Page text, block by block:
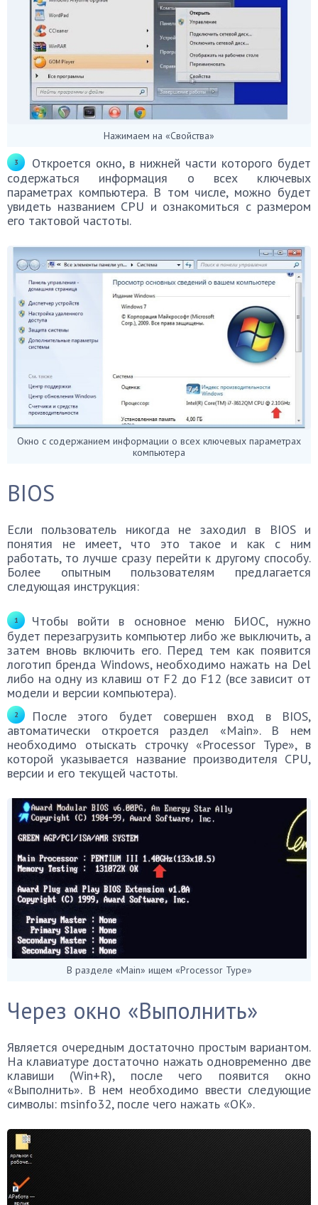
Нажимаем на «Свойства»
Откроется окно, в нижней части которого будет
содержаться информация о всех ключевых
параметрах компьютера. В том числе, можно будет
увидеть названием CPU и ознакомиться с размером
его тактовой частоты.
Окно с содержанием информации о всех ключевых параметрах
компьютера
BIOS
Если пользователь никогда не заходил в BIOS и
понятия не имеет, что это такое и как с ним
работать, то лучше сразу перейти к другому способу.
Более опытным пользователям предлагается
следующая инструкция:
Чтобы войти в основное меню БИОС, нужно
будет перезагрузить компьютер либо же выключить, а
затем вновь включить его. Перед тем как появится
логотип бренда Windows, необходимо нажать на Del
либо на одну из клавиш от F2 до F12 (все зависит от
модели и версии компьютера).
После этого будет совершен вход в BIOS,
автоматически откроется раздел «Main». В нем
необходимо отыскать строчку «Processor Type», в
которой указывается название производителя CPU,
версии и его текущей частоты.
В разделе «Main» ищем «Processor Type»
Через окно «Выполнить»
Является очередным достаточно простым вариантом.
На клавиатуре достаточно нажать одновременно две
клавиши (Win+R), после чего появится окно
«Выполнить». В нем необходимо ввести следующие
символы: msinfo32, после чего нажать «ОК».